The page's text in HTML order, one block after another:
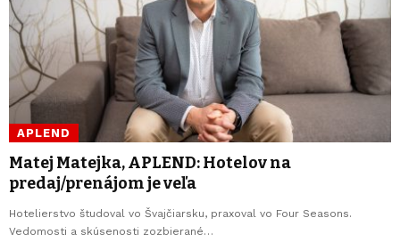
APLEND
Matej Matejka, APLEND: Hotelov na
predaj/prenájom je veľa
Hotelierstvo študoval vo Švajčiarsku, praxoval vo Four Seasons.
Vedomosti a skúsenosti zozbierané…